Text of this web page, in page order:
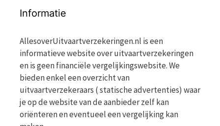
Informatie
AllesoverUitvaartverzekeringen.nl is een
informatieve website over uitvaartverzekeringen
en is geen financiële vergelijkingswebsite. We
bieden enkel een overzicht van
uitvaartverzekeraars ( statische advertenties) waar
je op de website van de aanbieder zelf kan
oriënteren en eventueel een vergelijking kan